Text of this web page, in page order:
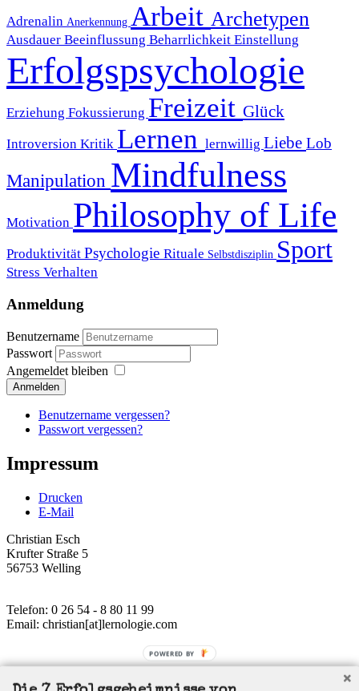
Adrenalin Anerkennung Arbeit Archetypen
Ausdauer Beeinflussung Beharrlichkeit Einstellung
Erfolgspsychologie
Erziehung Fokussierung Freizeit Glück
Introversion Kritik Lernen lernwillig Liebe Lob
Manipulation Mindfulness
Motivation Philosophy of Life
Produktivität Psychologie Rituale Selbstdisziplin Sport
Stress Verhalten
Anmeldung
Benutzername
Passwort
Angemeldet bleiben
Anmelden
Benutzername vergessen?
Passwort vergessen?
Impressum
Drucken
E-Mail
Christian Esch
Krufter Straße 5
56753 Welling
Telefon: 0 26 54 - 8 80 11 99
Email: christian[at]lernologie.com
Verantwortlich für den Inhalt nach § 55 Abs. 2 RStV:
POWERED BY